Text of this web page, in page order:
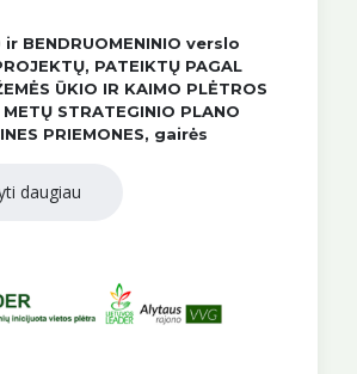
ir BENDRUOMENINIO verslo
PATEIKTŲ PAGAL
ŪKIO IR KAIMO PLĖTROS
STRATEGINIO PLANO
PRIEMONES, gairės
daugiau